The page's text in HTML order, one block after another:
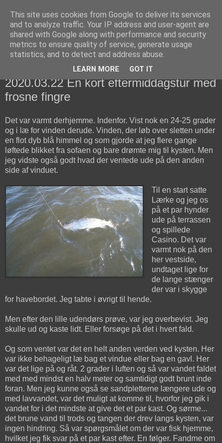
fiskedagbog.dk
Havørredfiskeri, tordenvejr og rav i (en skøn?) tre-enighed
søndag den 22. marts 2020
2020.03.22 En kort eftermiddagstur med
frosne fingre
Det var varmt derhjemme. Indenfor. Vist nok en 24-25 grader
og i læ for vinden derude. Vinden, der løb over sletten under
en flot dyb blå himmel og som gjorde at jeg flere gange
løftede blikket fra sofaen og bare drømte mig til kysten. Men
jeg vidste også godt hvad der ventede ude på den anden
side af vinduet.
Til en start satte
Lærke og jeg os
på et par hynder
ude på terrassen
og spillede
Casino. Det var
varmt nok på den
her vestside,
undtaget lige for
de lange stænger
der var i skygge
for havebordet. Jeg tabte i øvrigt til hende.
Men efter den lille udendørs prøve, var jeg overbevist. Jeg
skulle ud og kaste lidt. Eller forsøge på det i hvert fald.
Og som ventet var det en helt anden verden ved kysten. Her
var ikke behageligt læ bag et vindue eller bag en gavl. Her
var det lige på og råt. 2 grader i luften og så var vandet faldet
med med mindst en halv meter og samtidigt godt brunt inde
foran. Men jeg kunne også se sandpletterne længere ude og
med lavvandet, var det muligt at komme til, hvorfor jeg gik i
vandet for i det mindste at give det et par kast. Og sørme...
det brune vand til trods og tangen der drev langs kysten, var
ingen hindring. Så var spørgsmålet om der var fisk hjemme,
hvilket jeg fik svar på et par kast efter. En følger. Fandme om
This site uses cookies from Google to deliver its services
and to analyze traffic. Your IP address and user-agent are
shared with Google along with performance and security
metrics to ensure quality of service, generate usage
statistics, and to detect and address abuse.
LEARN MORE GOT IT